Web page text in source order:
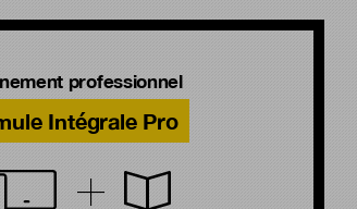
professionnel
Intégrale Pro